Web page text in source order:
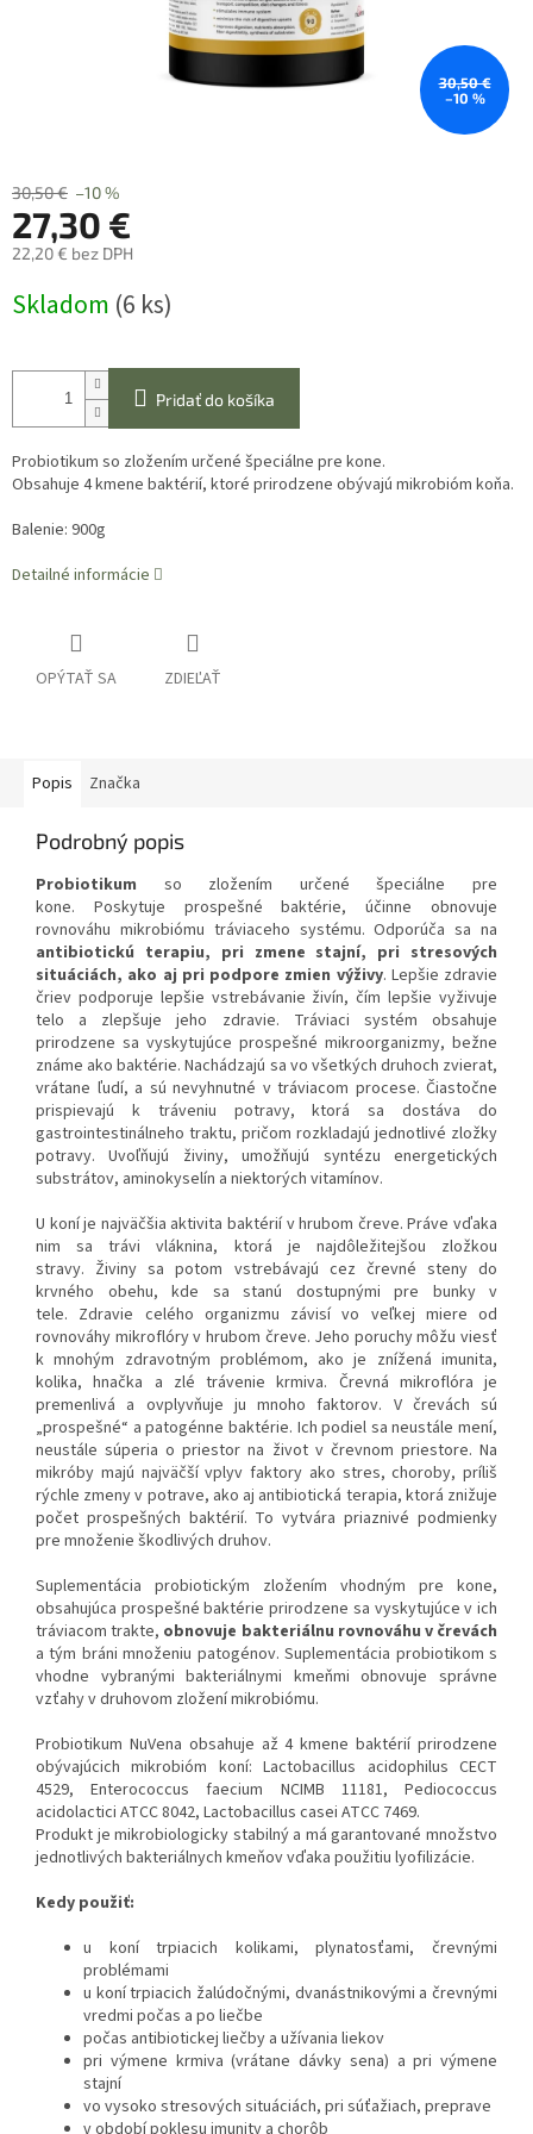
30,50 €
–10 %
30,50 € –10 %
27,30 €
22,20 € bez DPH
cena:
Skladom (6 ks)
Pridať do košíka
Probiotikum so zložením určené špeciálne pre kone.
Obsahuje 4 kmene baktérií, ktoré prirodzene obývajú mikrobióm koňa.
Balenie: 900g
Detailné informácie
OPÝTAŤ SA ZDIEĽAŤ
Popis Značka
Podrobný popis
Probiotikum so zložením určené špeciálne pre
kone. Poskytuje prospešné baktérie, účinne obnovuje
rovnováhu mikrobiómu tráviaceho systému. Odporúča sa na
antibiotickú terapiu, pri zmene stajní, pri stresových
situáciách, ako aj pri podpore zmien výživy. Lepšie zdravie
čriev podporuje lepšie vstrebávanie živín, čím lepšie vyživuje
telo a zlepšuje jeho zdravie. Tráviaci systém obsahuje
prirodzene sa vyskytujúce prospešné mikroorganizmy, bežne
známe ako baktérie. Nachádzajú sa vo všetkých druhoch zvierat,
vrátane ľudí, a sú nevyhnutné v tráviacom procese. Čiastočne
prispievajú k tráveniu potravy, ktorá sa dostáva do
gastrointestinálneho traktu, pričom rozkladajú jednotlivé zložky
potravy. Uvoľňujú živiny, umožňujú syntézu energetických
substrátov, aminokyselín a niektorých vitamínov.
U koní je najväčšia aktivita baktérií v hrubom čreve. Práve vďaka
nim sa trávi vláknina, ktorá je najdôležitejšou zložkou
stravy. Živiny sa potom vstrebávajú cez črevné steny do
krvného obehu, kde sa stanú dostupnými pre bunky v
tele. Zdravie celého organizmu závisí vo veľkej miere od
rovnováhy mikroflóry v hrubom čreve. Jeho poruchy môžu viesť
k mnohým zdravotným problémom, ako je znížená imunita,
kolika, hnačka a zlé trávenie krmiva. Črevná mikroflóra je
premenlivá a ovplyvňuje ju mnoho faktorov. V črevách sú
„prospešné“ a patogénne baktérie. Ich podiel sa neustále mení,
neustále súperia o priestor na život v črevnom priestore. Na
mikróby majú najväčší vplyv faktory ako stres, choroby, príliš
rýchle zmeny v potrave, ako aj antibiotická terapia, ktorá znižuje
počet prospešných baktérií. To vytvára priaznivé podmienky
pre množenie škodlivých druhov.
Suplementácia probiotickým zložením vhodným pre kone,
obsahujúca prospešné baktérie prirodzene sa vyskytujúce v ich
tráviacom trakte, obnovuje bakteriálnu rovnováhu v črevách
a tým bráni množeniu patogénov. Suplementácia probiotikom s
vhodne vybranými bakteriálnymi kmeňmi obnovuje správne
vzťahy v druhovom zložení mikrobiómu.
Probiotikum NuVena obsahuje až 4 kmene baktérií prirodzene
obývajúcich mikrobióm koní: Lactobacillus acidophilus CECT
4529, Enterococcus faecium NCIMB 11181, Pediococcus
acidolactici ATCC 8042, Lactobacillus casei ATCC 7469.
Produkt je mikrobiologicky stabilný a má garantované množstvo
jednotlivých bakteriálnych kmeňov vďaka použitiu lyofilizácie.
Kedy použiť:
u koní trpiacich kolikami, plynatosťami, črevnými
problémami
u koní trpiacich žalúdočnými, dvanástnikovými a črevnými
vredmi počas a po liečbe
počas antibiotickej liečby a užívania liekov
pri výmene krmiva (vrátane dávky sena) a pri výmene
stajní
vo vysoko stresových situáciách, pri súťažiach, preprave